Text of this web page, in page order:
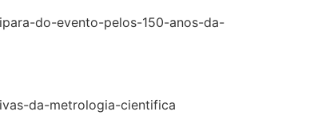
do-evento-pelos-150-anos-da-
da-metrologia-cientifica